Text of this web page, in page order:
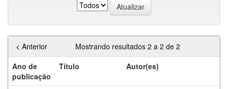
Mostrando resultados 2 a 2 de 2
< Anterior
Ano de
publicação
Título Autor(es)